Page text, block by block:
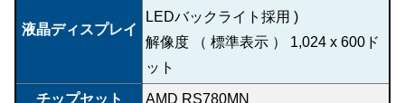
液晶ディスプレイ
LEDバックライト採用 )
解像度 （ 標準表示 ） 1,024 x 600ド
ット
チップセット AMD RS780MN